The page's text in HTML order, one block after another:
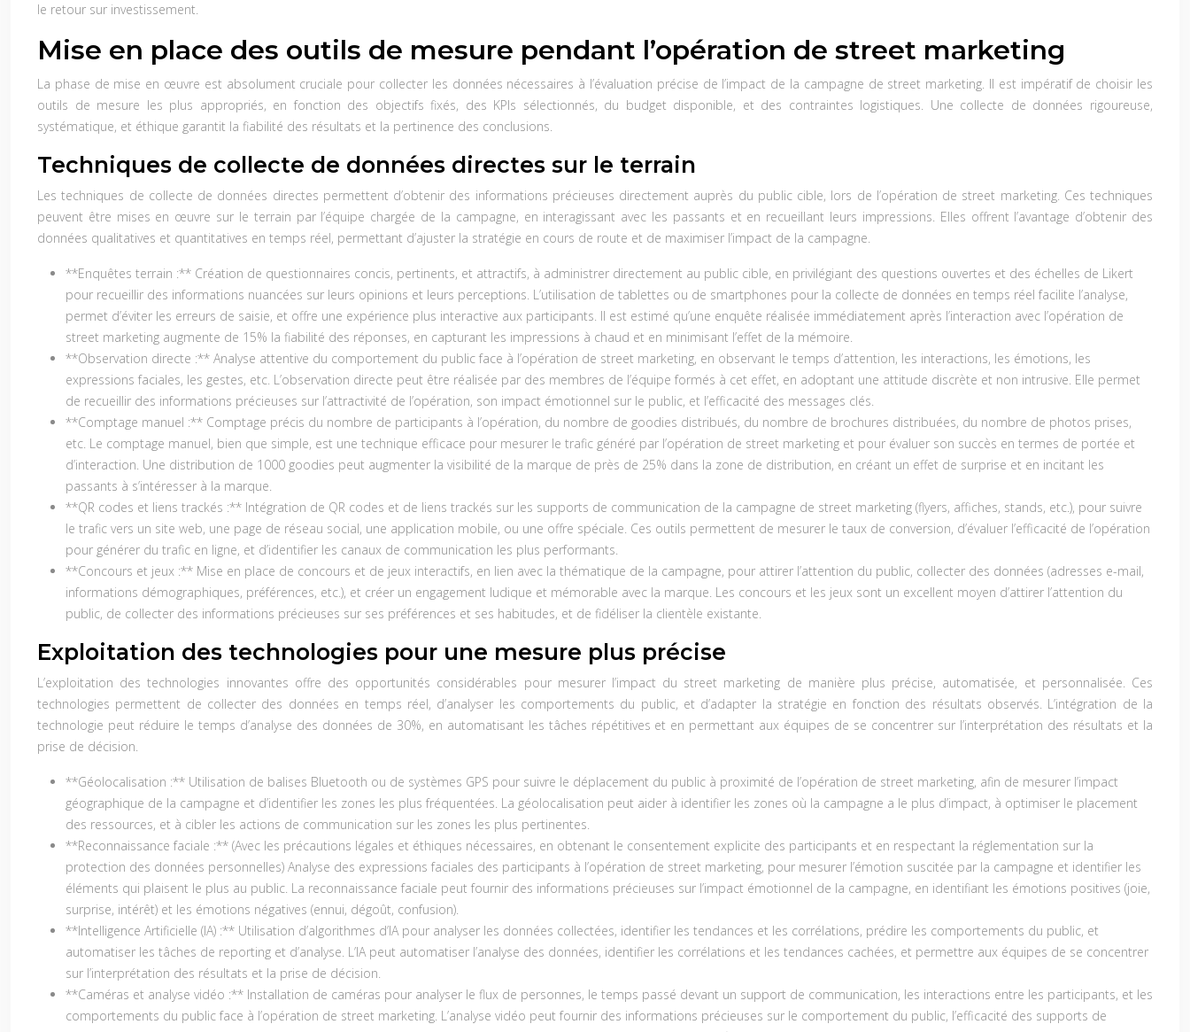
le retour sur investissement.
Mise en place des outils de mesure pendant l’opération de street marketing
La phase de mise en œuvre est absolument cruciale pour collecter les données nécessaires à l’évaluation précise de l’impact de la campagne de street marketing. Il est impératif de choisir les
outils de mesure les plus appropriés, en fonction des objectifs fixés, des KPIs sélectionnés, du budget disponible, et des contraintes logistiques. Une collecte de données rigoureuse,
systématique, et éthique garantit la fiabilité des résultats et la pertinence des conclusions.
Techniques de collecte de données directes sur le terrain
Les techniques de collecte de données directes permettent d’obtenir des informations précieuses directement auprès du public cible, lors de l’opération de street marketing. Ces techniques
peuvent être mises en œuvre sur le terrain par l’équipe chargée de la campagne, en interagissant avec les passants et en recueillant leurs impressions. Elles offrent l’avantage d’obtenir des
données qualitatives et quantitatives en temps réel, permettant d’ajuster la stratégie en cours de route et de maximiser l’impact de la campagne.
**Enquêtes terrain :** Création de questionnaires concis, pertinents, et attractifs, à administrer directement au public cible, en privilégiant des questions ouvertes et des échelles de Likert
pour recueillir des informations nuancées sur leurs opinions et leurs perceptions. L’utilisation de tablettes ou de smartphones pour la collecte de données en temps réel facilite l’analyse,
permet d’éviter les erreurs de saisie, et offre une expérience plus interactive aux participants. Il est estimé qu’une enquête réalisée immédiatement après l’interaction avec l’opération de
street marketing augmente de 15% la fiabilité des réponses, en capturant les impressions à chaud et en minimisant l’effet de la mémoire.
**Observation directe :** Analyse attentive du comportement du public face à l’opération de street marketing, en observant le temps d’attention, les interactions, les émotions, les
expressions faciales, les gestes, etc. L’observation directe peut être réalisée par des membres de l’équipe formés à cet effet, en adoptant une attitude discrète et non intrusive. Elle permet
de recueillir des informations précieuses sur l’attractivité de l’opération, son impact émotionnel sur le public, et l’efficacité des messages clés.
**Comptage manuel :** Comptage précis du nombre de participants à l’opération, du nombre de goodies distribués, du nombre de brochures distribuées, du nombre de photos prises,
etc. Le comptage manuel, bien que simple, est une technique efficace pour mesurer le trafic généré par l’opération de street marketing et pour évaluer son succès en termes de portée et
d’interaction. Une distribution de 1000 goodies peut augmenter la visibilité de la marque de près de 25% dans la zone de distribution, en créant un effet de surprise et en incitant les
passants à s’intéresser à la marque.
**QR codes et liens trackés :** Intégration de QR codes et de liens trackés sur les supports de communication de la campagne de street marketing (flyers, affiches, stands, etc.), pour suivre
le trafic vers un site web, une page de réseau social, une application mobile, ou une offre spéciale. Ces outils permettent de mesurer le taux de conversion, d’évaluer l’efficacité de l’opération
pour générer du trafic en ligne, et d’identifier les canaux de communication les plus performants.
**Concours et jeux :** Mise en place de concours et de jeux interactifs, en lien avec la thématique de la campagne, pour attirer l’attention du public, collecter des données (adresses e-mail,
informations démographiques, préférences, etc.), et créer un engagement ludique et mémorable avec la marque. Les concours et les jeux sont un excellent moyen d’attirer l’attention du
public, de collecter des informations précieuses sur ses préférences et ses habitudes, et de fidéliser la clientèle existante.
Exploitation des technologies pour une mesure plus précise
L’exploitation des technologies innovantes offre des opportunités considérables pour mesurer l’impact du street marketing de manière plus précise, automatisée, et personnalisée. Ces
technologies permettent de collecter des données en temps réel, d’analyser les comportements du public, et d’adapter la stratégie en fonction des résultats observés. L’intégration de la
technologie peut réduire le temps d’analyse des données de 30%, en automatisant les tâches répétitives et en permettant aux équipes de se concentrer sur l’interprétation des résultats et la
prise de décision.
**Géolocalisation :** Utilisation de balises Bluetooth ou de systèmes GPS pour suivre le déplacement du public à proximité de l’opération de street marketing, afin de mesurer l’impact
géographique de la campagne et d’identifier les zones les plus fréquentées. La géolocalisation peut aider à identifier les zones où la campagne a le plus d’impact, à optimiser le placement
des ressources, et à cibler les actions de communication sur les zones les plus pertinentes.
**Reconnaissance faciale :** (Avec les précautions légales et éthiques nécessaires, en obtenant le consentement explicite des participants et en respectant la réglementation sur la
protection des données personnelles) Analyse des expressions faciales des participants à l’opération de street marketing, pour mesurer l’émotion suscitée par la campagne et identifier les
éléments qui plaisent le plus au public. La reconnaissance faciale peut fournir des informations précieuses sur l’impact émotionnel de la campagne, en identifiant les émotions positives (joie,
surprise, intérêt) et les émotions négatives (ennui, dégoût, confusion).
**Intelligence Artificielle (IA) :** Utilisation d’algorithmes d’IA pour analyser les données collectées, identifier les tendances et les corrélations, prédire les comportements du public, et
automatiser les tâches de reporting et d’analyse. L’IA peut automatiser l’analyse des données, identifier les corrélations et les tendances cachées, et permettre aux équipes de se concentrer
sur l’interprétation des résultats et la prise de décision.
**Caméras et analyse vidéo :** Installation de caméras pour analyser le flux de personnes, le temps passé devant un support de communication, les interactions entre les participants, et les
comportements du public face à l’opération de street marketing. L’analyse vidéo peut fournir des informations précieuses sur le comportement du public, l’efficacité des supports de